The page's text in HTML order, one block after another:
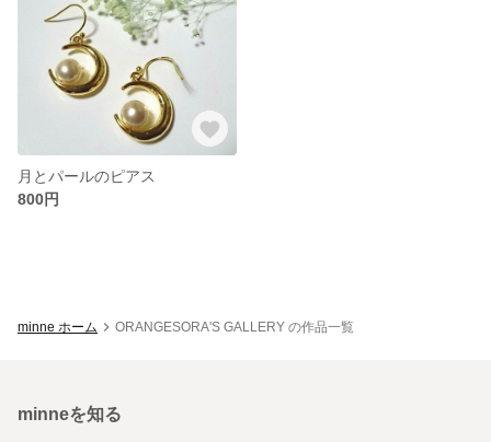
月とパールのピアス
800円
minne ホーム ORANGESORA'S GALLERY の作品一覧
minneを知る